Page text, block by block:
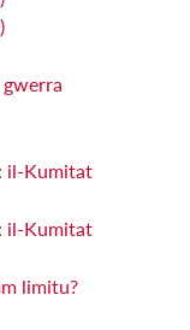
il-Kumitat
il-Kumitat
limitu?